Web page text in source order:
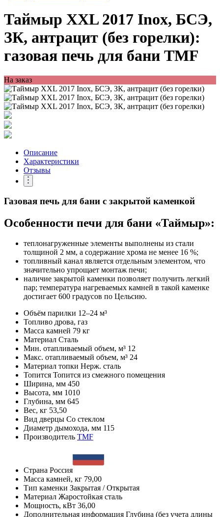
Таймыр XXL 2017 Inox, БСЭ,
ЗК, антрацит (без горелки):
газовая печь для бани TMF
На заказ
Описание
Характеристики
Отзывы
Газовая печь для бани с закрытой каменкой
Особенности печи для бани «Таймыр»:
теплонагруженные элементы выполнены из стали
толщиной 2 мм, а содержание хрома не менее 16 %;
топливный канал является отдельным элементом, что
значительно упрощает монтаж печи;
наличие закрытой каменки позволяет получить легкий
пар; температура нагреваемых камней в такой каменке
достигает 600 градусов по Цельсию.
Объём парилки 12–24 м³
Топливо дрова, газ
Масса камней 79 кг
Материал Сталь
Мин. отапливаемый объем, м³ 12
Макс. отапливаемый объем, м³ 24
Материал топки Нерж. сталь
Топится Топится из смежного помещения
Ширина, мм 450
Высота, мм 1010
Глубина, мм 645
Вес, кг 53,50
Вид дверцы Со стеклом
Диаметр дымохода, мм 115
Производитель TMF
Страна Россия
Масса камней, кг 79,00
Тип каменки Закрытая / Открытая
Материал Жаростойкая сталь
Мощность, кВт 36,00
Дополнительная информация Глубина (без учета длины